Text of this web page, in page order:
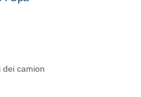
dei camion